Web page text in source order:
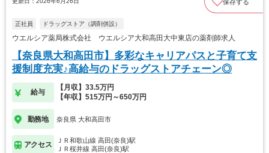
保存する
正社員 ドラッグストア（調剤併設）
ウエルシア薬局株式会社 ウエルシア大和高田大中東店の薬剤師求人
【奈良県大和高田市】多彩なキャリアパスと子育て支
援制度充実♪高給与のドラッグストアチェーン◎
給与
【月収】33.5万円
【年収】515万円～650万円
勤務地 奈良県 大和高田市
アクセス
ＪＲ和歌山線 高田(奈良)駅
ＪＲ桜井線 高田(奈良)駅